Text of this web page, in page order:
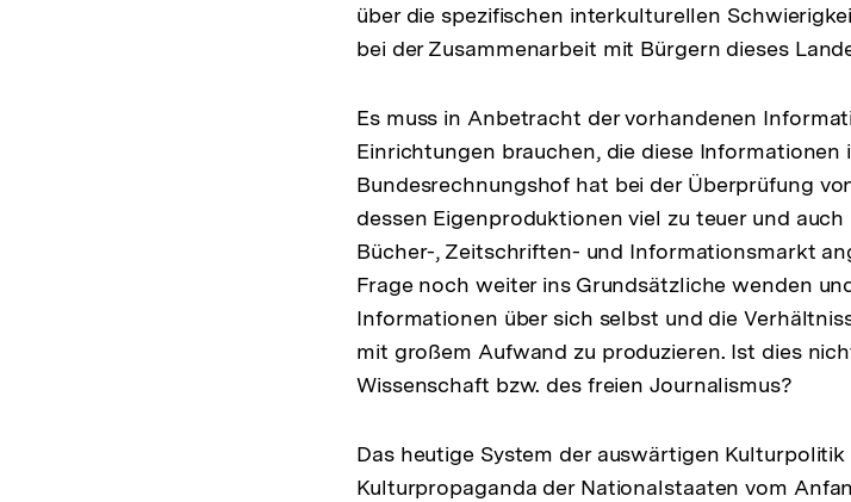
über die spezifischen interkulturellen
bei der Zusammenarbeit mit Bürgern dieses
Es muss in Anbetracht der vorhandenen
Einrichtungen brauchen, die diese
Bundesrechnungshof hat bei der Überprüfung
dessen Eigenproduktionen viel zu teuer und
Bücher-, Zeitschriften- und Informationsmarkt
Frage noch weiter ins Grundsätzliche wenden
Informationen über sich selbst und die
mit großem Aufwand zu produzieren. Ist dies
Wissenschaft bzw. des freien Journalismus?
Das heutige System der auswärtigen
Kulturpropaganda der Nationalstaaten vom